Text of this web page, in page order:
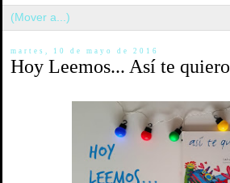
martes, 10 de mayo de 2016
Hoy Leemos... Así te quiero